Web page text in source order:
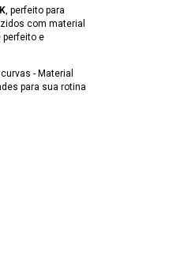
, perfeito para
com material
e
- Material
para sua rotina